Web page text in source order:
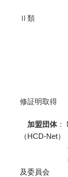
東京造形
Ⅱ類
（機器
1999
デザイ
2019年
国立大
メディカ
修証明取得
加盟団体：
（HCD-Net）
・理
及委員会